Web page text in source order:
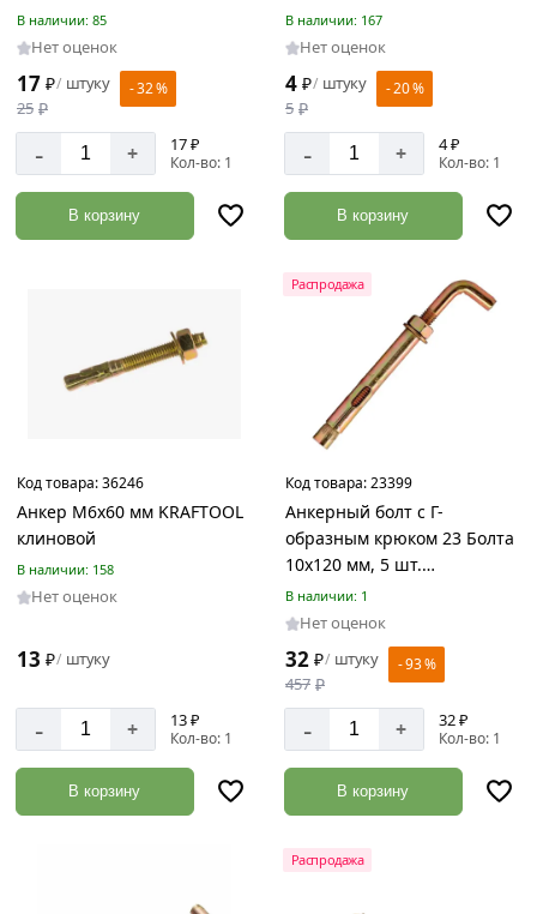
В наличии: 85
Нет оценок
17 ₽/ штуку
25 ₽
- 32 %
- + 17 ₽
Кол-во: 1
В корзину
В наличии: 167
Нет оценок
4 ₽/ штуку
5 ₽
- 20 %
- + 4 ₽
Кол-во: 1
В корзину
Код товара:36246
Анкер М6x60 мм KRAFTOOL
клиновой
В наличии: 158
Нет оценок
13 ₽/ штуку
- + 13 ₽
Кол-во: 1
В корзину
Распродажа
Код товара:23399
Анкерный болт с Г-
образным крюком 23 Болта
10x120 мм, 5 шт.
B1B001012061007
В наличии: 1
Нет оценок
32 ₽/ штуку
457 ₽
- 93 %
- + 32 ₽
Кол-во: 1
В корзину
Распродажа